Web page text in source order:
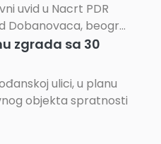
uvid u Nacrt PDR
Dobanovaca, beogr...
zgrada sa 30
ulici, u planu
objekta spratnosti